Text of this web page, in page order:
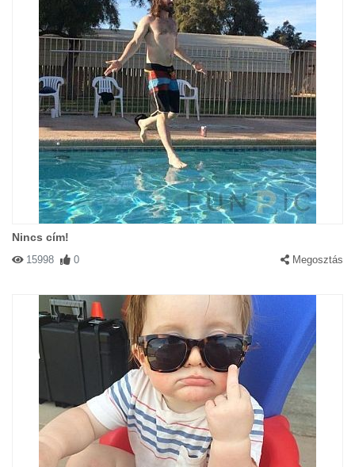
Nincs cím!
15998 0 Megosztás